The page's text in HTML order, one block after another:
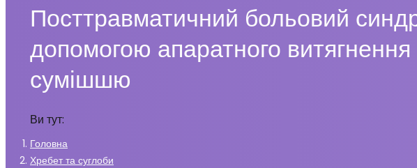
Посттравматичний больовий
допомогою апаратного
сумішшю
Ви тут:
Головна
Хребет та суглоби